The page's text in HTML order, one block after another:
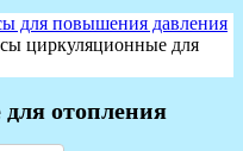
для повышения давления
циркуляционные для
отопления